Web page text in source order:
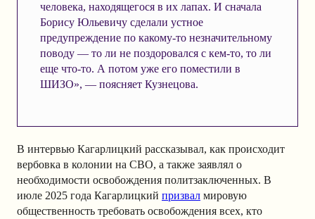
человека, находящегося в их лапах. И сначала
Борису Юльевичу сделали устное
предупреждение по какому-то незначительному
поводу — то ли не поздоровался с кем-то, то ли
еще что-то. А потом уже его поместили в
ШИЗО», — поясняет Кузнецова.
В интервью Кагарлицкий рассказывал, как происходит
вербовка в колонии на СВО, а также заявлял о
необходимости освобождения политзаключенных. В
июле 2025 года Кагарлицкий призвал мировую
общественность требовать освобождения всех, кто